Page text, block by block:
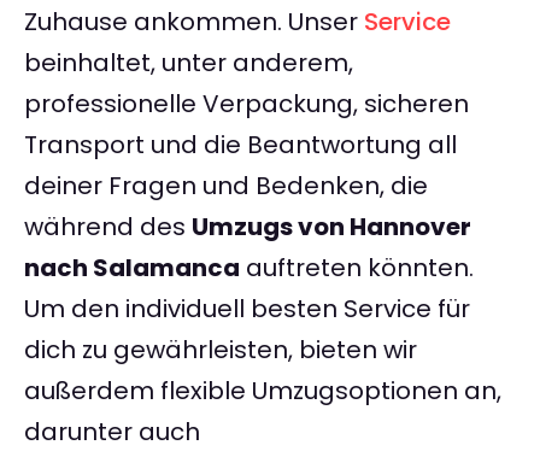
Zuhause ankommen. Unser Service
beinhaltet, unter anderem,
professionelle Verpackung, sicheren
Transport und die Beantwortung all
deiner Fragen und Bedenken, die
während des Umzugs von Hannover
nach Salamanca auftreten könnten.
Um den individuell besten Service für
dich zu gewährleisten, bieten wir
außerdem flexible Umzugsoptionen an,
darunter auch